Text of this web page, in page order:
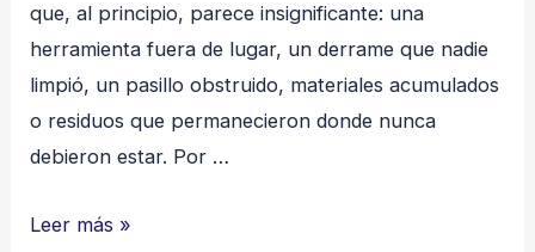
que, al principio, parece insignificante: una
herramienta fuera de lugar, un derrame que nadie
limpió, un pasillo obstruido, materiales acumulados
o residuos que permanecieron donde nunca
debieron estar. Por …
El
Leer más »